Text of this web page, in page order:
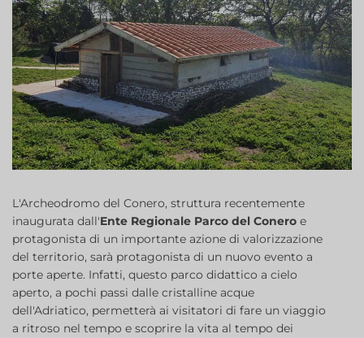
L'Archeodromo del Conero, struttura recentemente
inaugurata dall'Ente Regionale Parco del Conero e
protagonista di un importante azione di valorizzazione
del territorio, sarà protagonista di un nuovo evento a
porte aperte. Infatti, questo parco didattico a cielo
aperto, a pochi passi dalle cristalline acque
dell'Adriatico, permetterà ai visitatori di fare un viaggio
a ritroso nel tempo e scoprire la vita al tempo dei